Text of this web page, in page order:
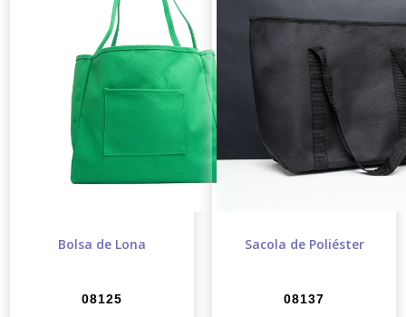
Bolsa de Lona
08125
Sacola de Poliéster
08137